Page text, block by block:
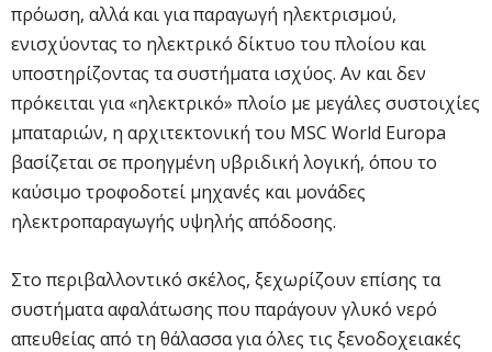
πρόωση, αλλά και για παραγωγή ηλεκτρισμού,
ενισχύοντας το ηλεκτρικό δίκτυο του πλοίου και
υποστηρίζοντας τα συστήματα ισχύος. Αν και δεν
πρόκειται για «ηλεκτρικό» πλοίο με μεγάλες συστοιχίες
μπαταριών, η αρχιτεκτονική του MSC World Europa
βασίζεται σε προηγμένη υβριδική λογική, όπου το
καύσιμο τροφοδοτεί μηχανές και μονάδες
ηλεκτροπαραγωγής υψηλής απόδοσης.
Στο περιβαλλοντικό σκέλος, ξεχωρίζουν επίσης τα
συστήματα αφαλάτωσης που παράγουν γλυκό νερό
απευθείας από τη θάλασσα για όλες τις ξενοδοχειακές